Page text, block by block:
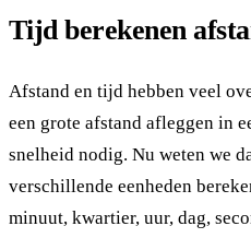
Tijd berekenen
Afstand en tijd hebben veel
een grote afstand afleggen in
snelheid nodig. Nu weten we
verschillende eenheden
minuut, kwartier, uur, dag,